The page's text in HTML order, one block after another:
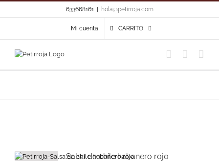
633668161 hola@petirroja.com
Mi cuenta CARRITO
Salsa de chile habanero rojo